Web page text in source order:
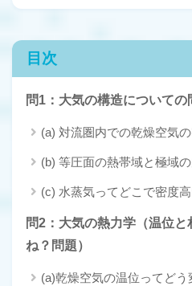
目次
問1：大気の構造についての
(a) 対流圏内での乾燥空気
(b) 等圧面の熱帯域と極域
(c) 水蒸気ってどこで密度高
問2：大気の熱力学（温位と
ね？問題）
(a)乾燥空気の温位ってどう